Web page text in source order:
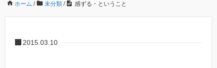
ホーム / 未分類 / 感ずる・ということ
2015.03.10